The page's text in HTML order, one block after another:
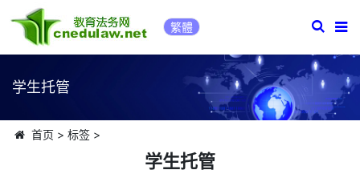
繁體
学生托管
首页 > 标签>
学生托管